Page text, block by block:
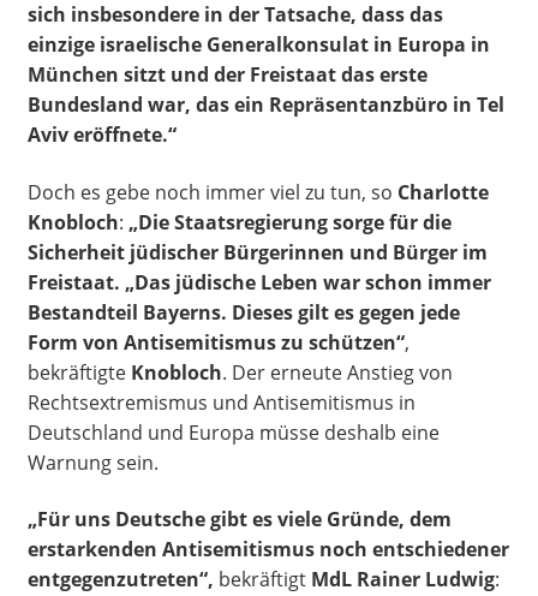
sich insbesondere in der Tatsache, dass das
einzige israelische Generalkonsulat in Europa in
München sitzt und der Freistaat das erste
Bundesland war, das ein Repräsentanzbüro in Tel
Aviv eröffnete.“
Doch es gebe noch immer viel zu tun, so Charlotte
Knobloch: „Die Staatsregierung sorge für die
Sicherheit jüdischer Bürgerinnen und Bürger im
Freistaat. „Das jüdische Leben war schon immer
Bestandteil Bayerns. Dieses gilt es gegen jede
Form von Antisemitismus zu schützen“,
bekräftigte Knobloch. Der erneute Anstieg von
Rechtsextremismus und Antisemitismus in
Deutschland und Europa müsse deshalb eine
Warnung sein.
„Für uns Deutsche gibt es viele Gründe, dem
erstarkenden Antisemitismus noch entschiedener
entgegenzutreten“, bekräftigt MdL Rainer Ludwig: